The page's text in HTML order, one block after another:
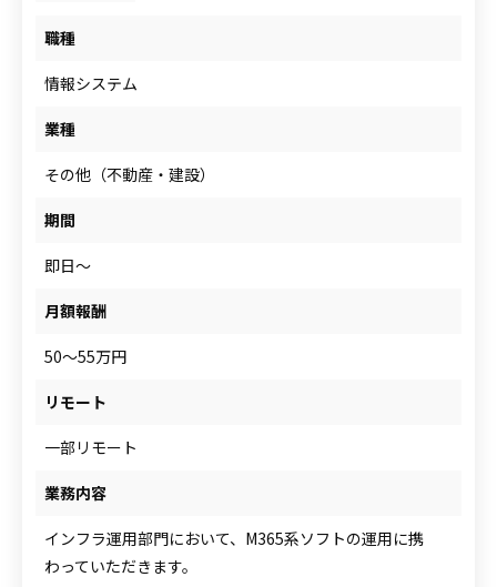
案件について相談
職種
情報システム
業種
その他（不動産・建設）
期間
即日～
月額報酬
50～55万円
リモート
一部リモート
業務内容
インフラ運用部門において、M365系ソフトの運用に携
わっていただきます。